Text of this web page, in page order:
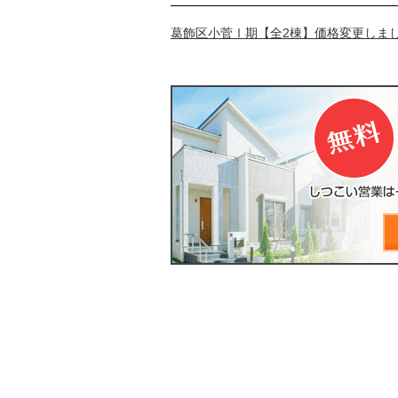
葛飾区小菅Ⅰ期【全2棟】価格変更しま